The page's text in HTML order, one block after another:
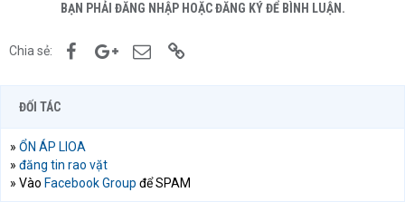
BẠN PHẢI ĐĂNG NHẬP HOẶC ĐĂNG KÝ ĐỂ BÌNH LUẬN.
Chia sẻ: FacebookGoogle+Email
ĐỐI TÁC
» ỔN ÁP LIOA
» đăng tin rao vặt
» Vào Facebook Group để SPAM